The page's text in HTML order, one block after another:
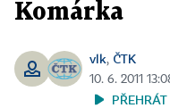
Komárka
vlk, ČTK
10. 6. 2011